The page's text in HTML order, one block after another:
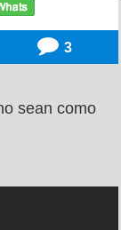
3
sean como